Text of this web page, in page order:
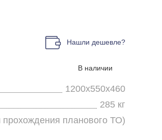
Нашли дешевле?
В наличии
1200x550x460
285 кг
прохождения планового ТО)